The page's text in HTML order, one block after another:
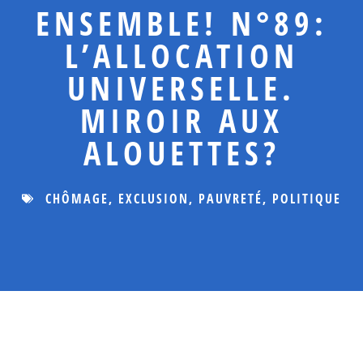
ENSEMBLE! N°89:
L’ALLOCATION
UNIVERSELLE.
MIROIR AUX
ALOUETTES?
CHÔMAGE, EXCLUSION, PAUVRETÉ, POLITIQUE